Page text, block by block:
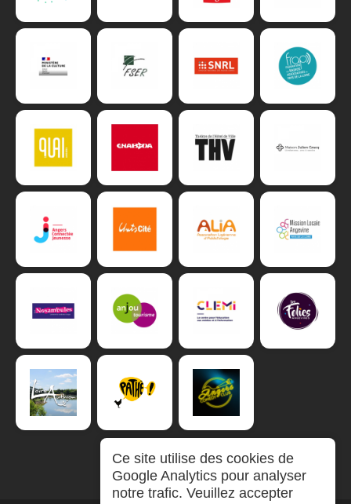
Ce site utilise des cookies de
Google Analytics pour analyser
notre trafic. Veuillez accepter